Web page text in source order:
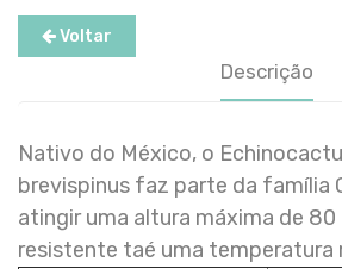
Voltar
Descrição
Nativo do México, o
brevispinus faz parte da família
atingir uma altura máxima de
resistente taé uma temperatura